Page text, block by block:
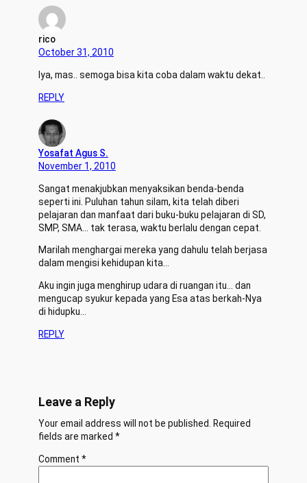
rico
October 31, 2010
Iya, mas.. semoga bisa kita coba dalam waktu dekat..
REPLY
Yosafat Agus S.
November 1, 2010
Sangat menakjubkan menyaksikan benda-benda
seperti ini. Puluhan tahun silam, kita telah diberi
pelajaran dan manfaat dari buku-buku pelajaran di SD,
SMP, SMA… tak terasa, waktu berlalu dengan cepat.
Marilah menghargai mereka yang dahulu telah berjasa
dalam mengisi kehidupan kita…
Aku ingin juga menghirup udara di ruangan itu… dan
mengucap syukur kepada yang Esa atas berkah-Nya
di hidupku…
REPLY
Leave a Reply
Your email address will not be published.
Required
fields are marked *
Comment *